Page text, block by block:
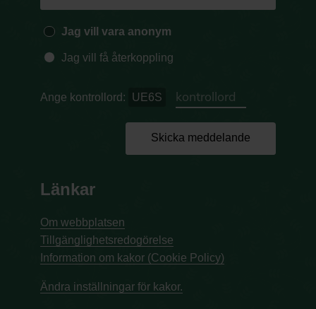
Jag vill vara anonym
Jag vill få återkoppling
Ange kontrollord: UE6S
Skicka meddelande
Länkar
Om webbplatsen
Tillgänglighetsredogörelse
Information om kakor (Cookie Policy)
Ändra inställningar för kakor.